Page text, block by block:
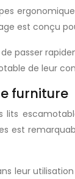
est conçu
passer
de leur
furniture
lits
est
leur